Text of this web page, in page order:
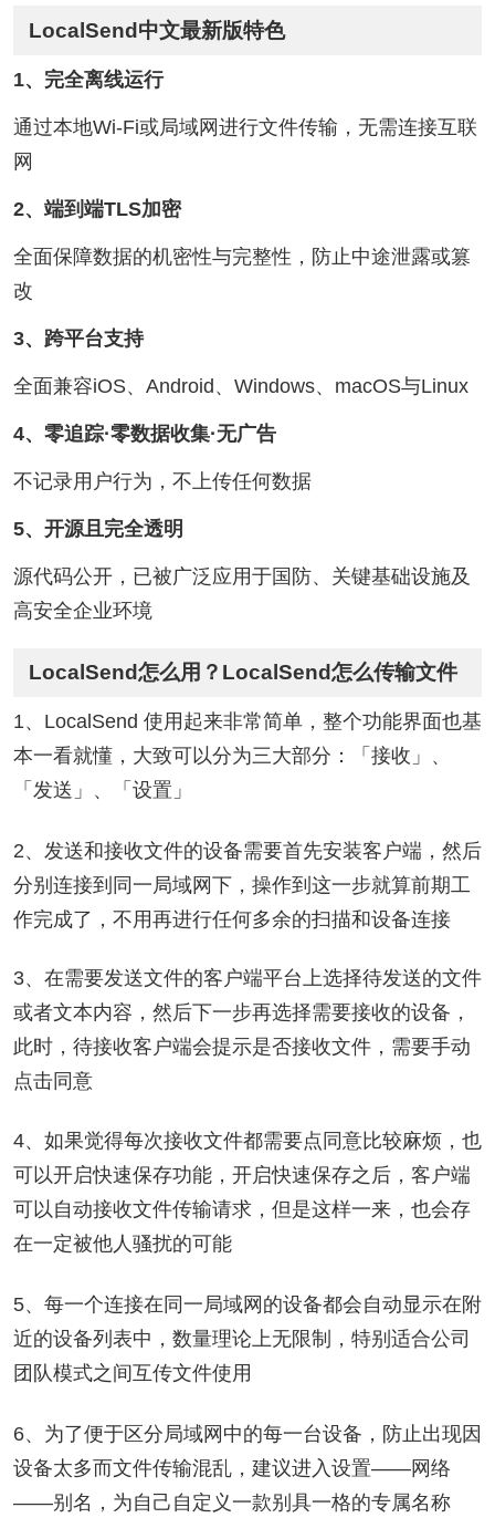
LocalSend中文最新版特色
1、完全离线运行
通过本地Wi-Fi或局域网进行文件传输，无需连接互联
网
2、端到端TLS加密
全面保障数据的机密性与完整性，防止中途泄露或篡
改
3、跨平台支持
全面兼容iOS、Android、Windows、macOS与Linux
4、零追踪·零数据收集·无广告
不记录用户行为，不上传任何数据
5、开源且完全透明
源代码公开，已被广泛应用于国防、关键基础设施及
高安全企业环境
LocalSend怎么用？LocalSend怎么传输文件
1、LocalSend 使用起来非常简单，整个功能界面也基
本一看就懂，大致可以分为三大部分：「接收」、
「发送」、「设置」
2、发送和接收文件的设备需要首先安装客户端，然后
分别连接到同一局域网下，操作到这一步就算前期工
作完成了，不用再进行任何多余的扫描和设备连接
3、在需要发送文件的客户端平台上选择待发送的文件
或者文本内容，然后下一步再选择需要接收的设备，
此时，待接收客户端会提示是否接收文件，需要手动
点击同意
4、如果觉得每次接收文件都需要点同意比较麻烦，也
可以开启快速保存功能，开启快速保存之后，客户端
可以自动接收文件传输请求，但是这样一来，也会存
在一定被他人骚扰的可能
5、每一个连接在同一局域网的设备都会自动显示在附
近的设备列表中，数量理论上无限制，特别适合公司
团队模式之间互传文件使用
6、为了便于区分局域网中的每一台设备，防止出现因
设备太多而文件传输混乱，建议进入设置——网络
——别名，为自己自定义一款别具一格的专属名称